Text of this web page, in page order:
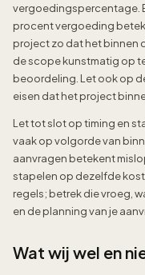
vergoedingspercentage.
procent vergoeding
project zo dat het binnen
de scope kunstmatig op
beoordeling. Let ook op
eisen dat het project
Let tot slot op timing en
vaak op volgorde van
aanvragen betekent
stapelen op dezelfde
regels; betrek die vroeg,
en de planning van je
Wat wij wel en